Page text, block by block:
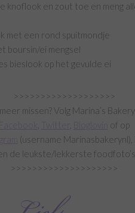
knoflook en zout toe en meng
met een rond spuitmondje
boursin/ei mengsel
bieslook op het gevulde ei
>>>>>>>>>>>>>>>>>>>
missen? Volg Marina’s
Bloglovin
of op
(username Marinasbakerynl),
de leukste/lekkerste
>>>>>>>>>>>>>>>>>>>>